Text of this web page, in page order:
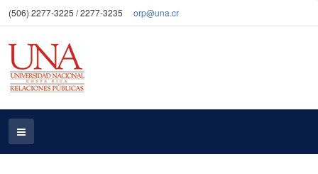
(506) 2277-3225 / 2277-3235 orp@una.cr